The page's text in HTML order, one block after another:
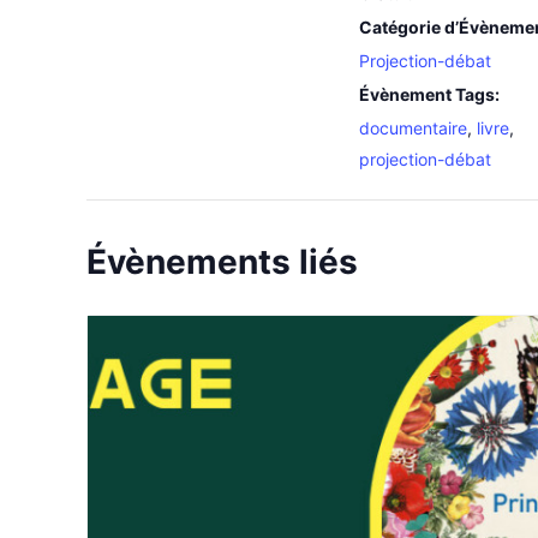
Catégorie
Projection-débat
Évènement Tags:
documentaire, livre,
projection-débat
Évènements liés